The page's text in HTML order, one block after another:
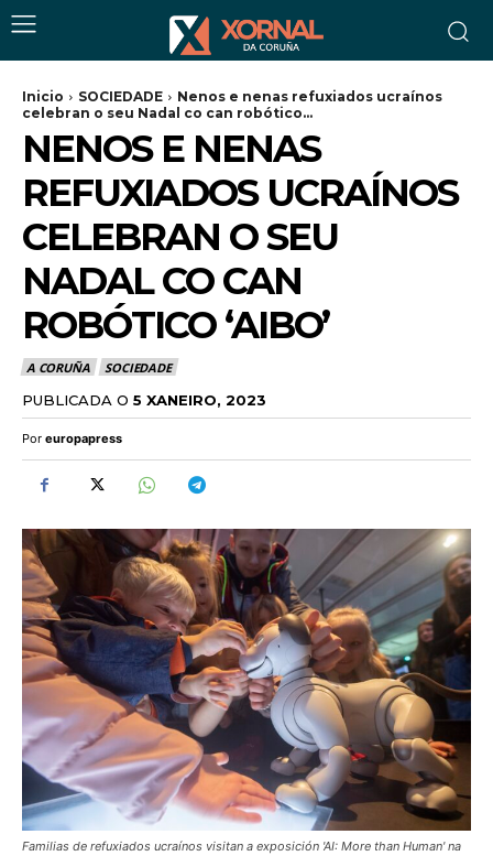
Inicio SOCIEDADE
Nenos e nenas refuxiados ucraínos
celebran o seu Nadal co can robótico...
NENOS E NENAS
REFUXIADOS UCRAÍNOS
CELEBRAN O SEU
NADAL CO CAN
ROBÓTICO ‘AIBO’
A CORUÑA SOCIEDADE
PUBLICADA O 5 XANEIRO, 2023
Por europapress
Familias de refuxiados ucraínos visitan a exposición 'AI: More than Human' na